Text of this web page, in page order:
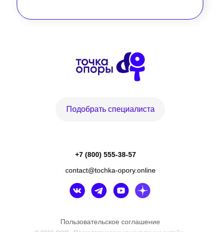
contact@tochka-opory.online
Пользовательское соглашение
Подобрать специалиста
+7 (800) 555-38-57